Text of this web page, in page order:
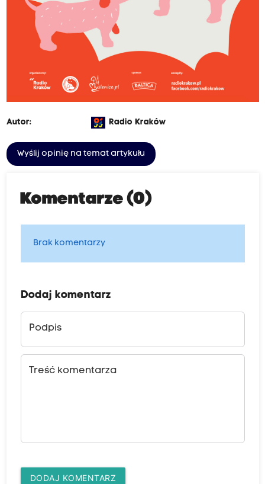
Autor: Radio Kraków
Wyślij opinię na temat artykułu
Komentarze (0)
Brak komentarzy
Dodaj komentarz
Podpis
Treść komentarza
DODAJ KOMENTARZ